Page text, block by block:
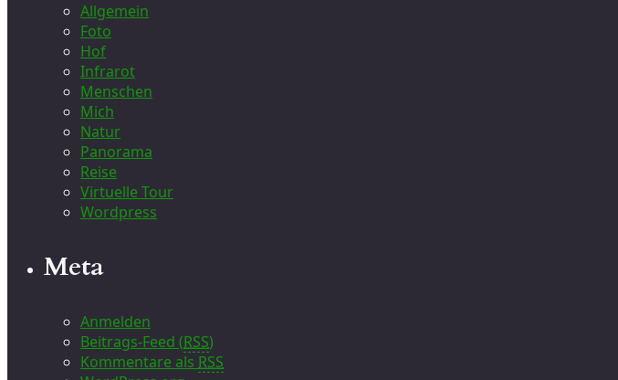
Allgemein
Foto
Hof
Infrarot
Menschen
Mich
Natur
Panorama
Reise
Virtuelle Tour
Wordpress
Meta
Anmelden
Beitrags-Feed (RSS)
Kommentare als RSS